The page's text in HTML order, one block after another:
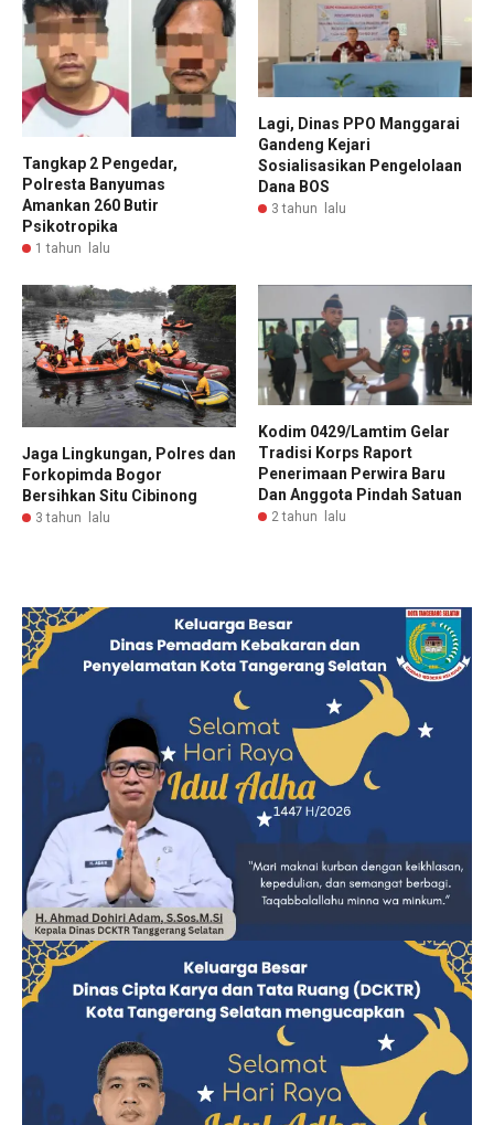
Tangkap 2 Pengedar,
Polresta Banyumas
Amankan 260 Butir
Psikotropika
1 tahun lalu
Lagi, Dinas PPO Manggarai
Gandeng Kejari
Sosialisasikan Pengelolaan
Dana BOS
3 tahun lalu
Jaga Lingkungan, Polres dan
Forkopimda Bogor
Bersihkan Situ Cibinong
3 tahun lalu
Kodim 0429/Lamtim Gelar
Tradisi Korps Raport
Penerimaan Perwira Baru
Dan Anggota Pindah Satuan
2 tahun lalu